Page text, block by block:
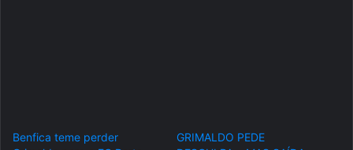
Benfica teme perder
GRIMALDO PEDE